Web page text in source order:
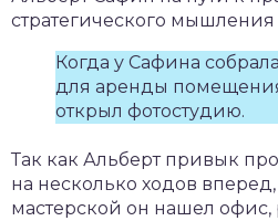
стратегического мышления
Когда у Сафина
для аренды
открыл фотостудию.
Так как Альберт привык
на несколько ходов
мастерской он нашел